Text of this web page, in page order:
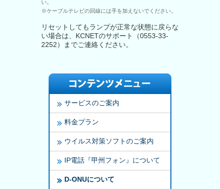
い。
※ケーブルテレビの回線には手を加えないでください。
リセットしてもランプが正常な状態に戻らな
い場合は、KCNETのサポート（0553-33-
2252）までご連絡ください。
サービスのご案内
料金プラン
ウイルス対策ソフトのご案内
IP電話『甲州フォン』について
D-ONUについて